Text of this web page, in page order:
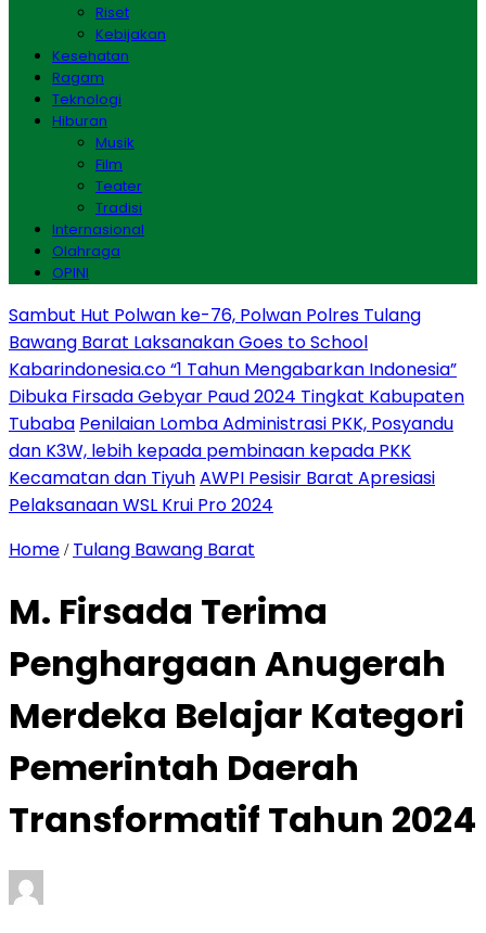
Riset
Kebijakan
Kesehatan
Ragam
Teknologi
Hiburan
Musik
Film
Teater
Tradisi
Internasional
Olahraga
OPINI
Sambut Hut Polwan ke-76, Polwan Polres Tulang
Bawang Barat Laksanakan Goes to School
Kabarindonesia.co “1 Tahun Mengabarkan Indonesia”
Dibuka Firsada Gebyar Paud 2024 Tingkat Kabupaten
Tubaba Penilaian Lomba Administrasi PKK, Posyandu
dan K3W, lebih kepada pembinaan kepada PKK
Kecamatan dan TiyuhAWPI Pesisir Barat Apresiasi
Pelaksanaan WSL Krui Pro 2024
Home / Tulang Bawang Barat
M. Firsada Terima
Penghargaan Anugerah
Merdeka Belajar Kategori
Pemerintah Daerah
Transformatif Tahun 2024